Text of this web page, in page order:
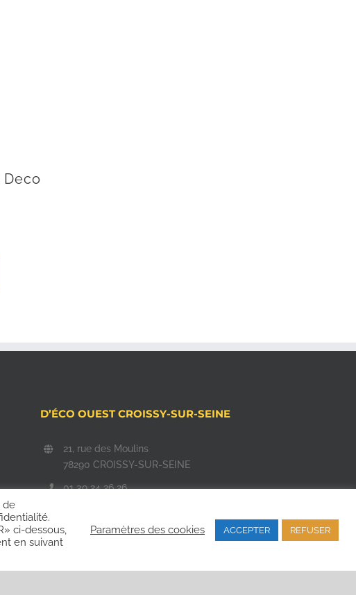
D’ÉCO OUEST CROISSY-SUR-SEINE
21, rue des Moulins
78290 CROISSY-SUR-SEINE
01 39 24 26 26
de
ci-dessous,
en suivant
Paramètres des cookies ACCEPTER REFUSER